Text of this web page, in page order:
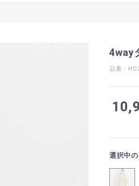
4way
品番：
選択中の